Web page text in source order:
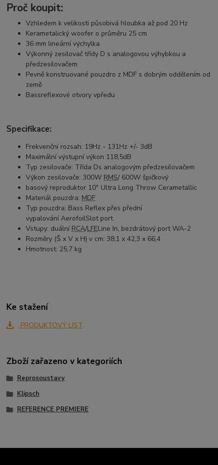
Proč koupit:
Vzhledem k velikosti působivá hloubka až pod 20 Hz
Kerametalický woofer o průměru 25 cm
36 mm lineární výchylka
Výkonný zesilovač třídy D s analogovou výhybkou a
předzesilovačem
Pevně ​​konstruované pouzdro z MDF s dobrým oddělením od
země
Bassreflexové otvory vpředu
Specifikace:
Frekvenční rozsah: 19Hz - 131Hz +/- 3dB
Maximální výstupní výkon 118,5dB
Typ zesilovače: Třída Ds analogovým předzesilovačem
Výkon zesilovače:300W RMS/ 600W špičkový
basový reproduktor 10" Ultra Long Throw Cerametallic
Materiál pouzdra: MDF
Typ pouzdra: Bass Reflex přes přední
vypalování AerofoilSlot port
Vstupy: duální RCA/LFELine In, bezdrátový port WA-2
Rozměry (Š x V x H) v cm: 38,1 x 42,3 x 66,4
Hmotnost: 25,7 kg
Ke stažení
PRODUKTOVÝ LIST
Zboží zařazeno v kategoriích
Reprosoustavy
Klipsch
REFERENCE PREMIERE